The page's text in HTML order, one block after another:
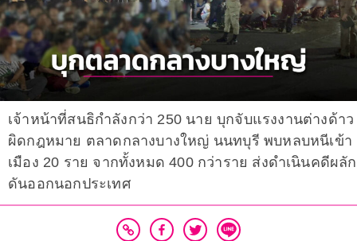
เจ้าหน้าที่สนธิกำลังกว่า 250 นาย บุกจับแรงงานต่างด้าว
ผิดกฎหมาย ตลาดกลางบางใหญ่ นนทบุรี พบหลบหนีเข้า
เมือง 20 ราย จากทั้งหมด 400 กว่าราย ส่งดำเนินคดีผลัก
ดันออกนอกประเทศ